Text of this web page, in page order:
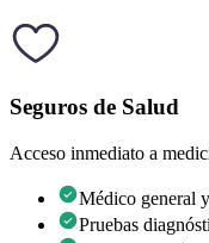
Seguros de Salud
Acceso inmediato a
Médico general
Pruebas